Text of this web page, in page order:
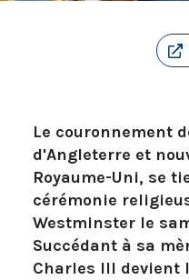
Le couronnement
d'Angleterre et
Royaume-Uni, se
cérémonie
Westminster le
Succédant à sa
Charles III devient